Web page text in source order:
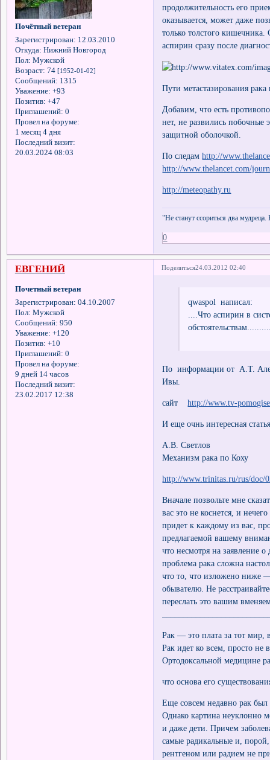
Почётный ветеран
Зарегистрирован: 12.03.2010
Откуда: Нижний Новгород
Пол: Мужской
Возраст: 74 [1952-01-02]
Сообщений: 1315
Уважение: +93
Позитив: +47
Приглашений: 0
Провел на форуме:
1 месяц 4 дня
Последний визит:
20.03.2024 08:03
продолжительность его
оказывается, может даже
только толстого
аспирин сразу после
Пути метастазирования
Добавим, что есть
нет, не развились
защитной оболочкой.
По следамhttp://
http://www.thelancet.com/
http://meteopathy.ru
"Не станут ссориться два
0
Поделиться24.03.2012 02:40
ЕВГЕНИЙ
Почетный ветеран
Зарегистрирован: 04.10.2007
Пол: Мужской
Сообщений: 950
Уважение: +120
Позитив: +10
Приглашений: 0
Провел на форуме:
9 дней 14 часов
Последний визит:
23.02.2017 12:38
qwaspol написал:
....Что аспирин в
По информации от А.Т.
Ивы.
сайтhttp://www.tv-
И еще очнь интересная
А.В. Светлов
Механизм рака по Коху
http://www.trinitas.ru/rus/doc/
Вначале позвольте мне
вас это не коснется, и
придет к каждому из вас,
предлагаемой вашему
что несмотря на заявление
проблема рака сложна
что то, что изложено ниже —
обывателю. Не
переслать это вашим
Рак — это плата за тот
Рак идет ко всем, просто не
Ортодоксальной медицине
что основа его
Еще совсем недавно рак
Однако картина неуклонно
и даже дети. Причем
самые радикальные и,
рентгеном или радием не